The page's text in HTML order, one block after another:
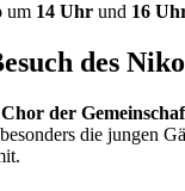
um 14 Uhr und 16
des
Chor der
die jungen